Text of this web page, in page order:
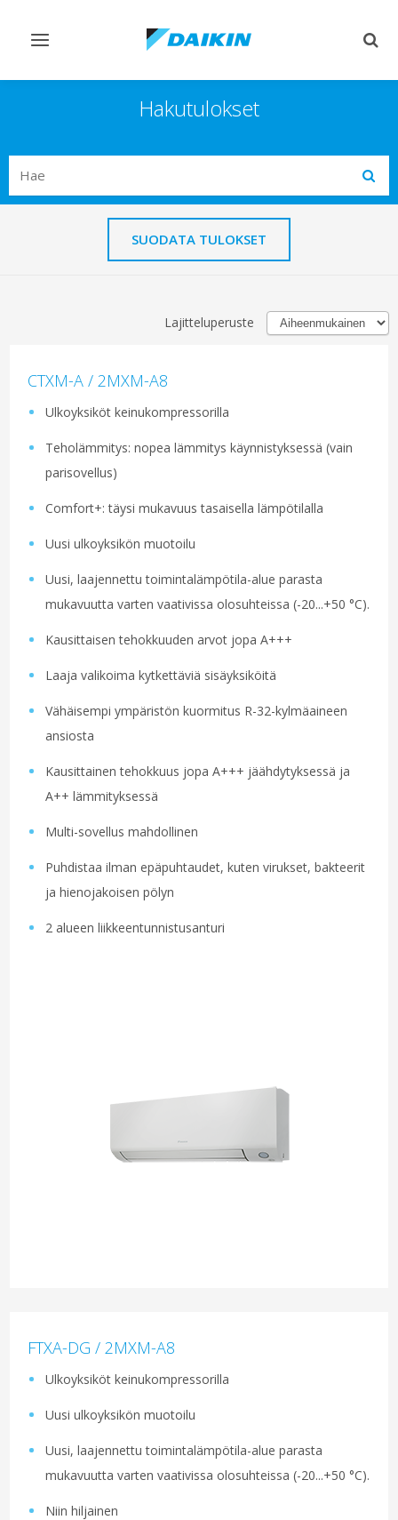
Vaihda
Hakutulokset
SUODATA TULOKSET
Lajitteluperuste
CTXM-A / 2MXM-A8
Ulkoyksiköt keinukompressorilla
Teholämmitys: nopea lämmitys käynnistyksessä (vain
parisovellus)
Comfort+: täysi mukavuus tasaisella lämpötilalla
Uusi ulkoyksikön muotoilu
Uusi, laajennettu toimintalämpötila-alue parasta
mukavuutta varten vaativissa olosuhteissa (-20...+50 °C).
Kausittaisen tehokkuuden arvot jopa A+++
Laaja valikoima kytkettäviä sisäyksiköitä
Vähäisempi ympäristön kuormitus R-32-kylmäaineen
ansiosta
Kausittainen tehokkuus jopa A+++ jäähdytyksessä ja
A++ lämmityksessä
Multi-sovellus mahdollinen
Puhdistaa ilman epäpuhtaudet, kuten virukset, bakteerit
ja hienojakoisen pölyn
2 alueen liikkeentunnistusanturi
FTXA-DG / 2MXM-A8
Ulkoyksiköt keinukompressorilla
Uusi ulkoyksikön muotoilu
Uusi, laajennettu toimintalämpötila-alue parasta
mukavuutta varten vaativissa olosuhteissa (-20...+50 °C).
Niin hiljainen